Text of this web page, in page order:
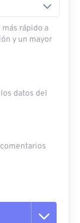
rápido a
y un mayor
datos del